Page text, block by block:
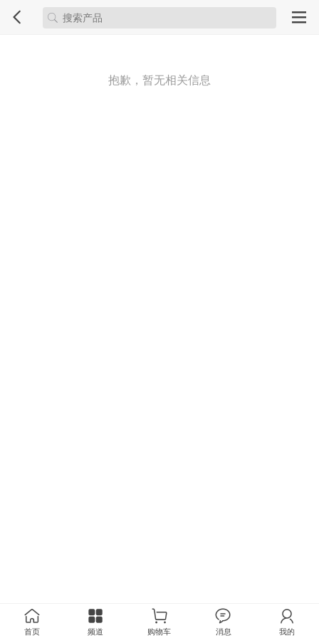
抱歉，暂无相关信息
首页 频道 购物车 消息 我的